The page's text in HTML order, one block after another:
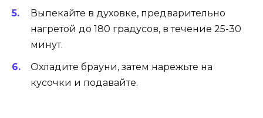
Выпекайте в духовке, предварительно
нагретой до 180 градусов, в течение 25-30
минут.
Охладите брауни, затем нарежьте на
кусочки и подавайте.